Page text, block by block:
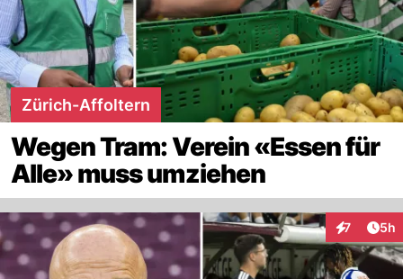
Zürich-Affoltern
Wegen Tram: Verein «Essen für
Alle» muss umziehen
7 5h